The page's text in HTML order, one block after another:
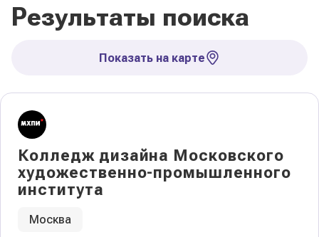
Результаты поиска
Показать на карте
Колледж дизайна Московского
художественно-промышленного
института
Москва